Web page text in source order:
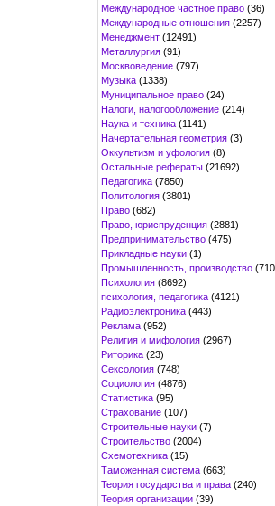
Международное частное право (36)
Международные отношения (2257)
Менеджмент (12491)
Металлургия (91)
Москвоведение (797)
Музыка (1338)
Муниципальное право (24)
Налоги, налогообложение (214)
Наука и техника (1141)
Начертательная геометрия (3)
Оккультизм и уфология (8)
Остальные рефераты (21692)
Педагогика (7850)
Политология (3801)
Право (682)
Право, юриспруденция (2881)
Предпринимательство (475)
Прикладные науки (1)
Промышленность, производство
Психология (8692)
психология, педагогика (4121)
Радиоэлектроника (443)
Реклама (952)
Религия и мифология (2967)
Риторика (23)
Сексология (748)
Социология (4876)
Статистика (95)
Страхование (107)
Строительные науки (7)
Строительство (2004)
Схемотехника (15)
Таможенная система (663)
Теория государства и права (240)
Теория организации (39)